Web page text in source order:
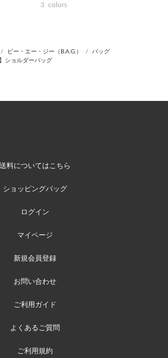
3 colors
ビー・エー・ジー（B.A.G.）
バッグ
ショルダーバッグ
送料についてはこちら
ショッピングバッグ
ログイン
マイページ
新規会員登録
お問い合わせ
ご利用ガイド
よくあるご質問
ご利用規約